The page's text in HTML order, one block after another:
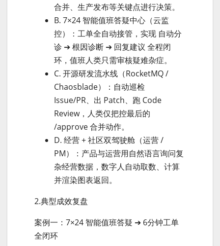
合并、生产发布等关键点进行决策。
B. 7×24 智能值班答疑中心（云监
控）：工单全自动接管，实现 自动分
诊 ➔ 根因诊断 ➔ 回复建议 全程闭
环，值班人类只需审核疑难杂症。
C. 开源研发流水线（RocketMQ /
Chaosblade）：自动巡检
Issue/PR、出 Patch、跑 Code
Review，人类仅把控最后的
/approve 合并动作。
D. 经营 + 社区双驾驶舱（运营 /
PM）：产品与运营用自然语言询问复
杂经营数据，数字人自动取数、计算
并渲染图表返回。
2.典型成效复盘
案例一：7×24 智能值班答疑 ➔ 6分钟工单
全闭环